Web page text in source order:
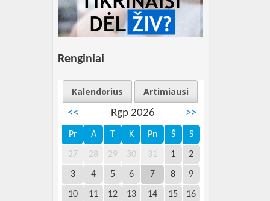
Renginiai
Kalendorius
Artimiausi
<<
Rgp 2026 >>
Pr A T K Pn Š S
27 28 29 30 31 1 2
3 4 5 6 7 8 9
10 11 12 13 14 15 16